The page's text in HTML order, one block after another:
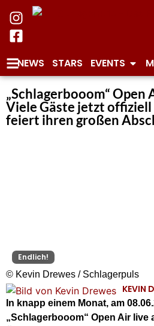
NEWS STARS EVENTS
„Schlagerbooom“ Open
Viele Gäste jetzt offiziell
feiert ihren großen
Endlich!
© Kevin Drewes / Schlagerpuls
KEVIN
In knapp einem Monat, am
„Schlagerbooom“ Open Air live